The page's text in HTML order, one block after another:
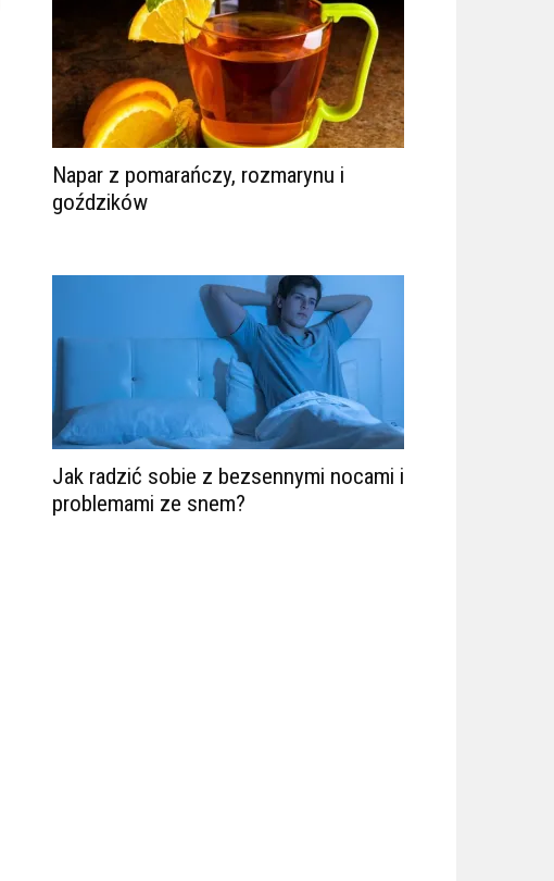
Napar z pomarańczy, rozmarynu i
goździków
Jak radzić sobie z bezsennymi nocami i
problemami ze snem?